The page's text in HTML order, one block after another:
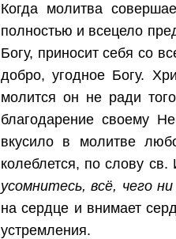
Когда молитва
полностью и всецело
Богу, приносит себя со
добро, угодное Богу.
молится он не ради
благодарение своему
вкусило в молитве
колеблется, по слову
усомнитесь, всё, чего
на сердце и внимает
устремления.